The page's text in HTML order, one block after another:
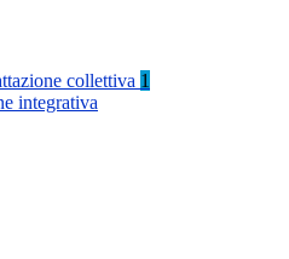
collettiva 1
integrativa